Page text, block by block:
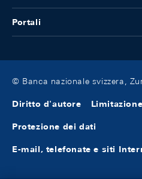
Portali
© Banca nazionale svizzera,
Diritto d'autore
Protezione dei dati
E-mail, telefonate e siti